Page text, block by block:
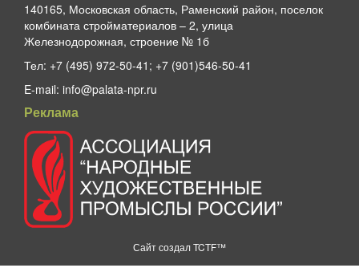
140165, Московская область, Раменский район, поселок
комбината стройматериалов – 2, улица
Железнодорожная, строение № 1б
Тел: +7 (495) 972-50-41; +7 (901)546-50-41
E-mail: info@palata-npr.ru
Реклама
Сайт создалTCTF™